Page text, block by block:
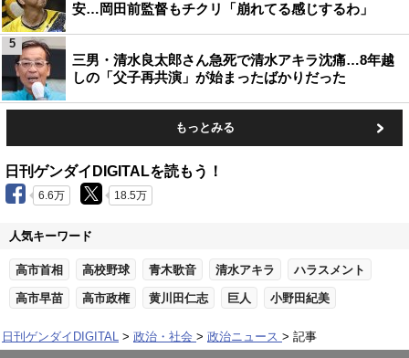
安…岡田前監督もチクリ「崩れてる感じするわ」
三男・清水良太郎さん急死で清水アキラ沈痛…8年越
しの「父子再共演」が始まったばかりだった
5
もっとみる
日刊ゲンダイDIGITALを読もう！
6.6万 18.5万
人気キーワード
高市首相 高校野球 青木歌音 清水アキラ ハラスメント
高市早苗 高市政権 黄川田仁志 巨人 小野田紀美
日刊ゲンダイDIGITAL 政治・社会 政治ニュース 記事